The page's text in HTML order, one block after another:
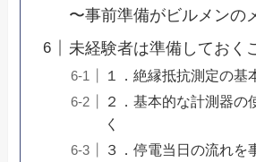
〜事前準備がビルメンの
未経験者は準備しておく
１．絶縁抵抗測定の基
２．基本的な計測器の
く
３．停電当日の流れを